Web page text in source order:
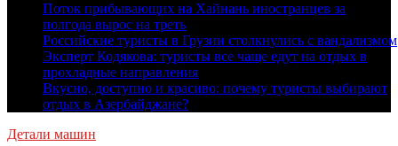
Поток прибывающих на Хайнань иностранцев за
полгода вырос на треть
Российские туристы в Грузии столкнулись с вандализмом
Эксперт Кодякова: туристы все чаще едут на отдых в
прохладные направления
Вкусно, доступно и красиво: почему туристы выбирают
отдых в Азербайджане?
Детали машин